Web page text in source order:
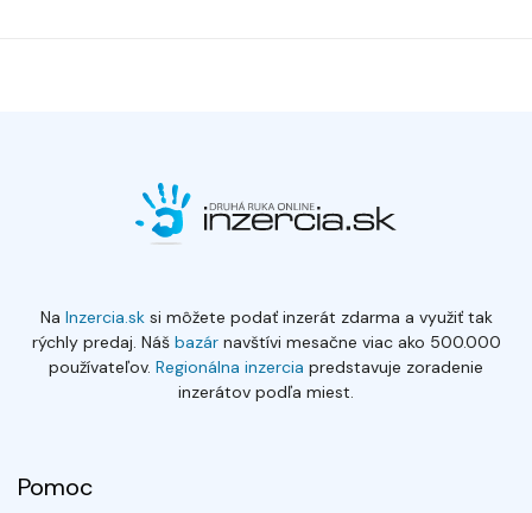
Na Inzercia.sksi môžete podať inzerát zdarma a využiť tak
rýchly predaj. Náš bazárnavštívi mesačne viac ako 500.000
používateľov. Regionálna inzercia predstavuje zoradenie
inzerátov podľa miest.
Pomoc